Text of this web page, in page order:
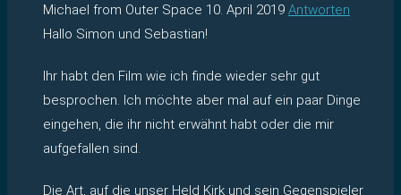
Michael from Outer Space 10. April 2019 Antworten
Hallo Simon und Sebastian!
Ihr habt den Film wie ich finde wieder sehr gut
besprochen. Ich möchte aber mal auf ein paar Dinge
eingehen, die ihr nicht erwähnt habt oder die mir
aufgefallen sind.
Die Art, auf die unser Held Kirk und sein Gegenspieler